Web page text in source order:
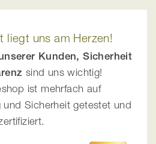
liegt uns am Herzen!
Kunden, Sicherheit
sind uns wichtig!
ist mehrfach auf
und Sicherheit getestet und